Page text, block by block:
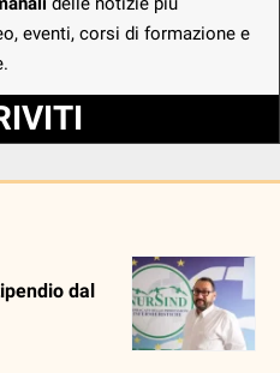
eventi, corsi di formazione e
dal